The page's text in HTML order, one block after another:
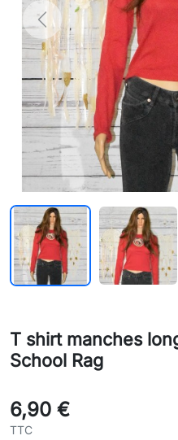
Previous
T shirt manches
School Rag
6,90 €
TTC